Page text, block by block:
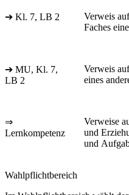
➔ Kl. 7, LB 2
Verweis
Faches
➔ MU, Kl. 7,
LB 2
Verweis
eines
⇒
Lernkompetenz
Verweise
und
und
Wahlpflichtbereich